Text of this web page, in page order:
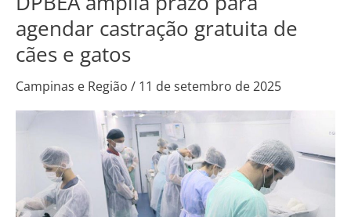
agendar castração gratuita de
cães e gatos
Campinas e Região / 11 de setembro de 2025
prazo
para
agendar
gatos